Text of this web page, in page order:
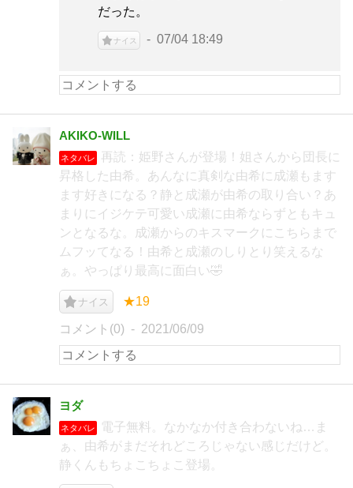
だった。
ナイス 07/04 18:49
AKIKO-WILL
ネタバレ
再読：姫野さんが登場！姐さんから団長に
昇格した由希。あんなに真剣な由希に成瀬もます
ます好きになる？静と成瀬が由希の取り合い？あ
まりにイジケテ可愛い成瀬に由希ならずともキュ
ンとなるな。成瀬からのキスマークにこちらまで
ムフッてなる！由希と成瀬のしりとり笑えるな
ぁ。やっぱり最高に面白い🤣
ナイス ★19
コメント(0) 2021/06/09
ヨダ
ネタバレ
電子無料。なかなか付き合わないね…ま
ぁ、由希がまだそれどころじゃない感じだけど。
静くんもちょこちょこ登場。